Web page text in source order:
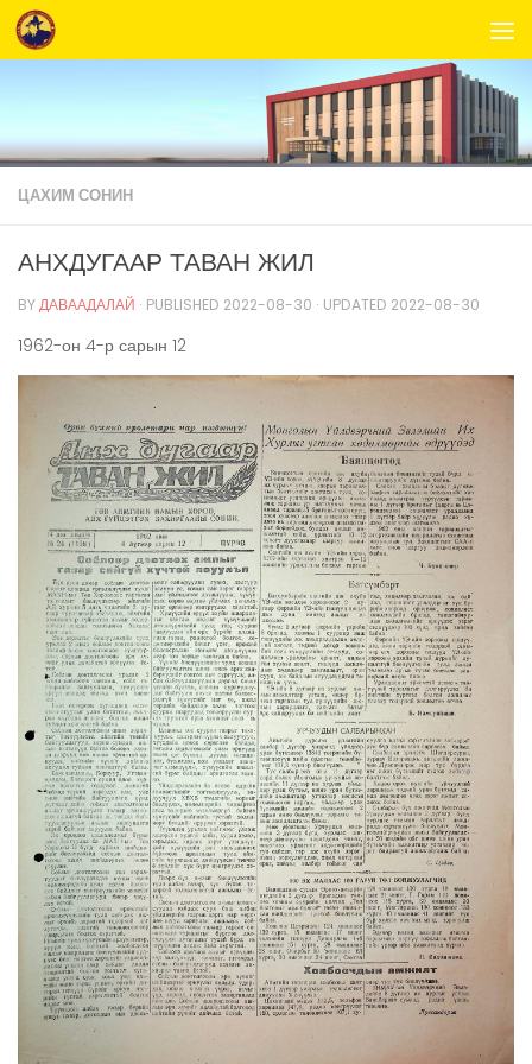
Skip to content
ЦАХИМ СОНИН
АНХДУГААР ТАВАН ЖИЛ
BYДАВААДАЛАЙ · PUBLISHED 2022-08-30 · UPDATED 2022-08-30
1962-он 4-р сарын 12